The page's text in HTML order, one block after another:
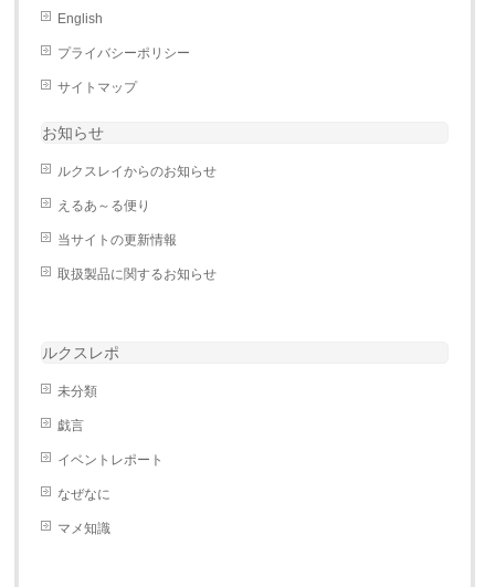
English
プライバシーポリシー
サイトマップ
お知らせ
ルクスレイからのお知らせ
えるあ～る便り
当サイトの更新情報
取扱製品に関するお知らせ
ルクスレポ
未分類
戯言
イベントレポート
なぜなに
マメ知識